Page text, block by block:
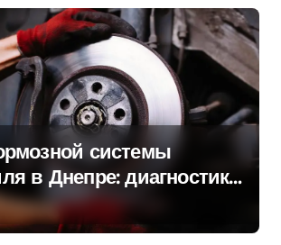
системы
в Днепре: диагностика,
и замена деталей